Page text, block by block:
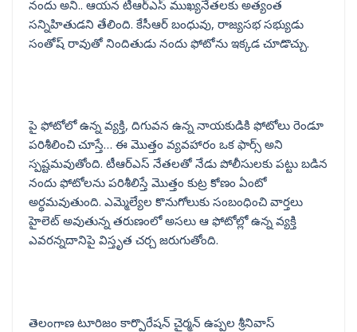
నందు అని.. ఆయన టీఆర్ఎస్ ముఖ్యనేతలకు అత్యంత
సన్నిహితుడని తేలింది. కేసీఆర్ బంధువు, రాజ్యసభ సభ్యుడు
సంతోష్ రావుతో నిందితుడు నందు ఫోటోను ఇక్కడ చూడొచ్చు.
పై ఫోటోలో ఉన్న వ్యక్తి, దిగువన ఉన్న నాయకుడికి ఫోటోలు రెండూ
పరిశీలించి చూస్తే… ఈ మొత్తం వ్యవహారం ఒక ఫార్స్ అని
స్పష్టమవుతోంది. టీఆర్ఎస్ నేతలతో నేడు పోలీసులకు పట్టు బడిన
నందు ఫోటోలను పరిశీలిస్తే మొత్తం కుట్ర కోణం ఏంటో
అర్థమవుతుంది. ఎమ్మెల్యేల కొనుగోలుకు సంబంధించి వార్తలు
హైలెట్ అవుతున్న తరుణంలో అసలు ఆ ఫోటోల్లో ఉన్న వ్యక్తి
ఎవరన్నదానిపై విస్తృత చర్చ జరుగుతోంది.
తెలంగాణ టూరిజం కార్పొరేషన్ చైర్మన్ ఉప్పల శ్రీనివాస్